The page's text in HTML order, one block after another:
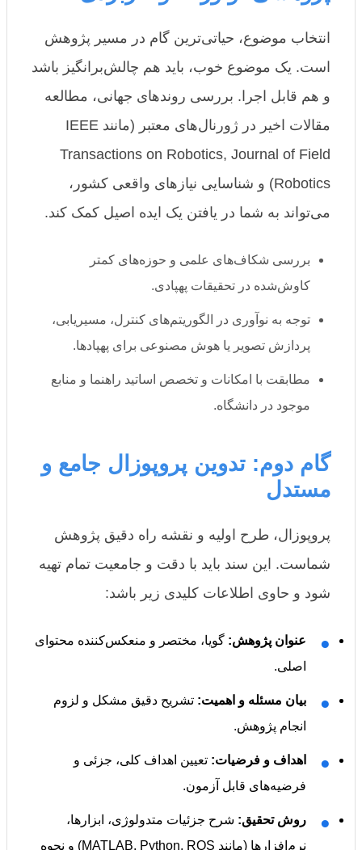
انتخاب موضوع، حیاتی‌ترین گام در مسیر پژوهش
است. یک موضوع خوب، باید هم چالش‌برانگیز باشد
و هم قابل اجرا. بررسی روندهای جهانی، مطالعه
مقالات اخیر در ژورنال‌های معتبر (مانند IEEE
Transactions on Robotics, Journal of Field
Robotics) و شناسایی نیازهای واقعی کشور،
می‌تواند به شما در یافتن یک ایده اصیل کمک کند.
بررسی شکاف‌های علمی و حوزه‌های کمتر
کاوش‌شده در تحقیقات پهپادی.
توجه به نوآوری در الگوریتم‌های کنترل، مسیریابی،
پردازش تصویر یا هوش مصنوعی برای پهپادها.
مطابقت با امکانات و تخصص اساتید راهنما و منابع
موجود در دانشگاه.
گام دوم: تدوین پروپوزال جامع و
مستدل
پروپوزال، طرح اولیه و نقشه راه دقیق پژوهش
شماست. این سند باید با دقت و جامعیت تمام تهیه
شود و حاوی اطلاعات کلیدی زیر باشد:
● عنوان پژوهش: گویا، مختصر و منعکس‌کننده محتوای
اصلی.
● بیان مسئله و اهمیت: تشریح دقیق مشکل و لزوم
انجام پژوهش.
● اهداف و فرضیات: تعیین اهداف کلی، جزئی و
فرضیه‌های قابل آزمون.
● روش تحقیق: شرح جزئیات متدولوژی، ابزارها،
نرم‌افزارها (مانند MATLAB, Python, ROS) و نحوه